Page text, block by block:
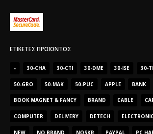
ΕΤΙΚΈΤΕΣ ΠΡΟΪΌΝΤΟΣ
- 30-CHA 30-CTI 30-DME 30-ISE 30-
50-GRO 50-MAK 50-PUC APPLE BANK
BOOK MAGNET & FANCY BRAND CABLE
COMPUTER DELIVERY DETECH
NEW NO BRAND NOSKR PAYPAL PC